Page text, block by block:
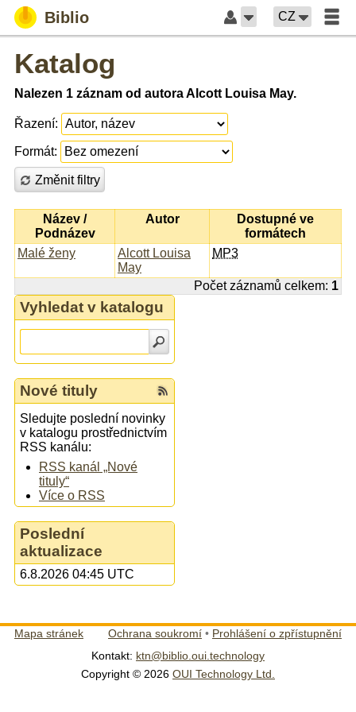
Biblio CZ
Katalog
Nalezen 1 záznam od autora Alcott Louisa May.
Řazení:
Formát:
Změnit filtry
Název /
Podnázev
Autor
Dostupné ve
formátech
Malé ženy
Alcott Louisa
May
MP3
Počet záznamů celkem: 1
Vyhledat v katalogu
Nové tituly
Sledujte poslední novinky
v katalogu prostřednictvím
RSS kanálu:
RSS kanál „Nové
tituly“
Více o RSS
Poslední
aktualizace
6.8.2026 04:45 UTC
Mapa stránek Ochrana soukromí • Prohlášení o zpřístupnění
Kontakt: ktn@biblio.oui.technology
Copyright © 2026 OUI Technology Ltd.